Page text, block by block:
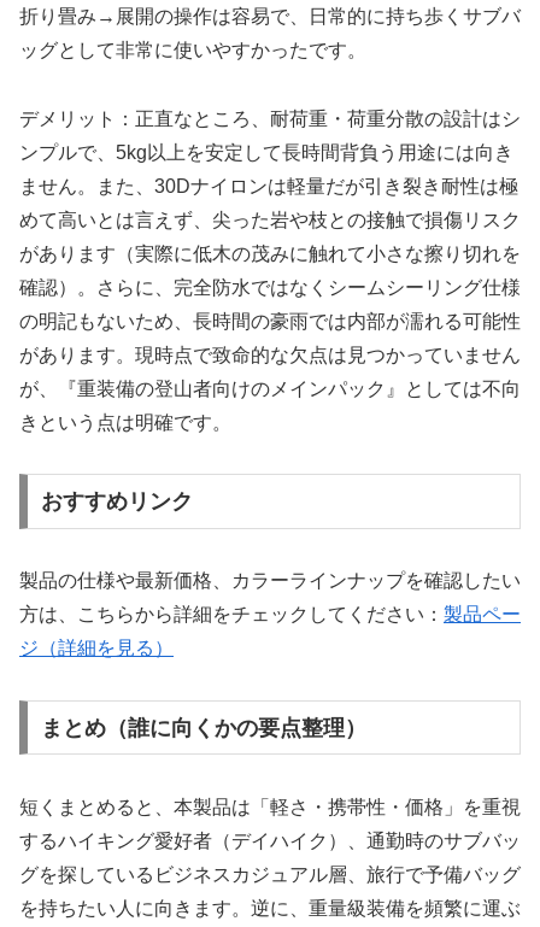
折り畳み→展開の操作は容易で、日常的に持ち歩くサブバ
ッグとして非常に使いやすかったです。
デメリット：正直なところ、耐荷重・荷重分散の設計はシ
ンプルで、5kg以上を安定して長時間背負う用途には向き
ません。また、30Dナイロンは軽量だが引き裂き耐性は極
めて高いとは言えず、尖った岩や枝との接触で損傷リスク
があります（実際に低木の茂みに触れて小さな擦り切れを
確認）。さらに、完全防水ではなくシームシーリング仕様
の明記もないため、長時間の豪雨では内部が濡れる可能性
があります。現時点で致命的な欠点は見つかっていません
が、『重装備の登山者向けのメインパック』としては不向
きという点は明確です。
おすすめリンク
製品の仕様や最新価格、カラーラインナップを確認したい
方は、こちらから詳細をチェックしてください： 製品ペー
ジ（詳細を見る）
まとめ（誰に向くかの要点整理）
短くまとめると、本製品は「軽さ・携帯性・価格」を重視
するハイキング愛好者（デイハイク）、通勤時のサブバッ
グを探しているビジネスカジュアル層、旅行で予備バッグ
を持ちたい人に向きます。逆に、重量級装備を頻繁に運ぶ